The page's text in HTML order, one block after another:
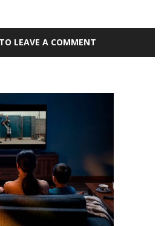
LEAVE A COMMENT